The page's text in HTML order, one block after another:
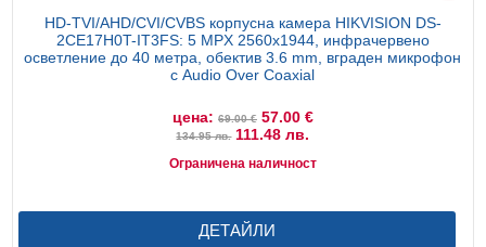
HD-TVI/AHD/CVI/CVBS корпусна камера HIKVISION DS-
2CE17H0T-IT3FS: 5 MPX 2560x1944, инфрачервено
осветление до 40 метра, обектив 3.6 mm, вграден микрофон
с Audio Over Coaxial
цена: 69.00 €57.00 €
134.95 лв.111.48 лв.
Ограничена наличност
ДЕТАЙЛИ